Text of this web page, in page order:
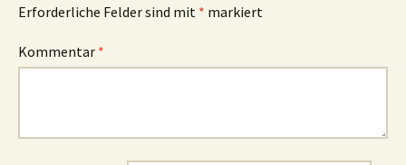
Erforderliche Felder sind mit * markiert
Kommentar *